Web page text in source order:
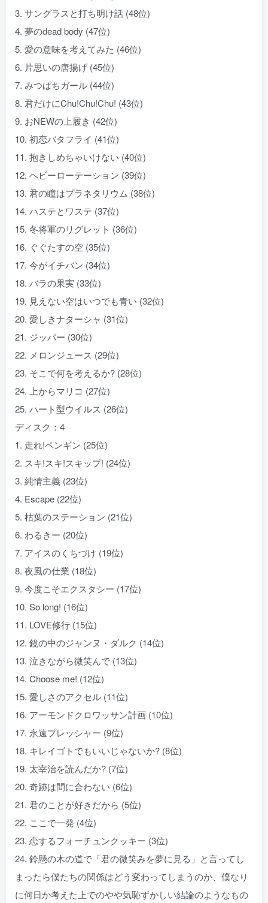
3. サングラスと打ち明け話 (48位)
4. 夢のdead body (47位)
5. 愛の意味を考えてみた (46位)
6. 片思いの唐揚げ (45位)
7. みつばちガール (44位)
8. 君だけにChu!Chu!Chu! (43位)
9. おNEWの上履き (42位)
10. 初恋バタフライ (41位)
11. 抱きしめちゃいけない (40位)
12. ヘビーローテーション (39位)
13. 君の瞳はプラネタリウム (38位)
14. ハステとワステ (37位)
15. 冬将軍のリグレット (36位)
16. ぐぐたすの空 (35位)
17. 今がイチバン (34位)
18. バラの果実 (33位)
19. 見えない空はいつでも青い (32位)
20. 愛しきナターシャ (31位)
21. ジッパー (30位)
22. メロンジュース (29位)
23. そこで何を考えるか? (28位)
24. 上からマリコ (27位)
25. ハート型ウイルス (26位)
ディスク：4
1. 走れ!ペンギン (25位)
2. スキ!スキ!スキップ! (24位)
3. 純情主義 (23位)
4. Escape (22位)
5. 枯葉のステーション (21位)
6. わるきー (20位)
7. アイスのくちづけ (19位)
8. 夜風の仕業 (18位)
9. 今度こそエクスタシー (17位)
10. So long! (16位)
11. LOVE修行 (15位)
12. 鏡の中のジャンヌ・ダルク (14位)
13. 泣きながら微笑んで (13位)
14. Choose me! (12位)
15. 愛しさのアクセル (11位)
16. アーモンドクロワッサン計画 (10位)
17. 永遠プレッシャー (9位)
18. キレイゴトでもいいじゃないか? (8位)
19. 太宰治を読んだか? (7位)
20. 奇跡は間に合わない (6位)
21. 君のことが好きだから (5位)
22. ここで一発 (4位)
23. 恋するフォーチュンクッキー (3位)
24. 鈴懸の木の道で「君の微笑みを夢に見る」と言ってし
まったら僕たちの関係はどう変わってしまうのか、僕なり
に何日か考えた上でのやや気恥ずかしい結論のようなもの